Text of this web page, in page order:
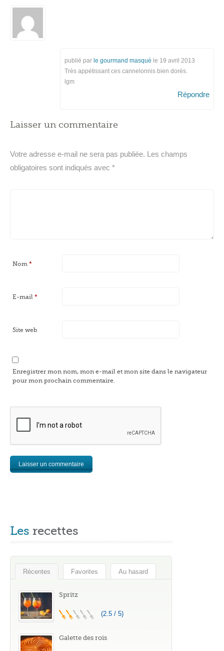
publié par le gourmand masqué le 19 avril 2013
Très appétissant ces cannelonnis bien dorés.
lgm
Répondre
Laisser un commentaire
Votre adresse e-mail ne sera pas publiée. Les champs
obligatoires sont indiqués avec *
Nom *
E-mail *
Site web
Enregistrer mon nom, mon e-mail et mon site dans le navigateur
pour mon prochain commentaire.
Les recettes
Récentes Favorites Au hasard
Spritz
(2.5 / 5)
Galette des rois